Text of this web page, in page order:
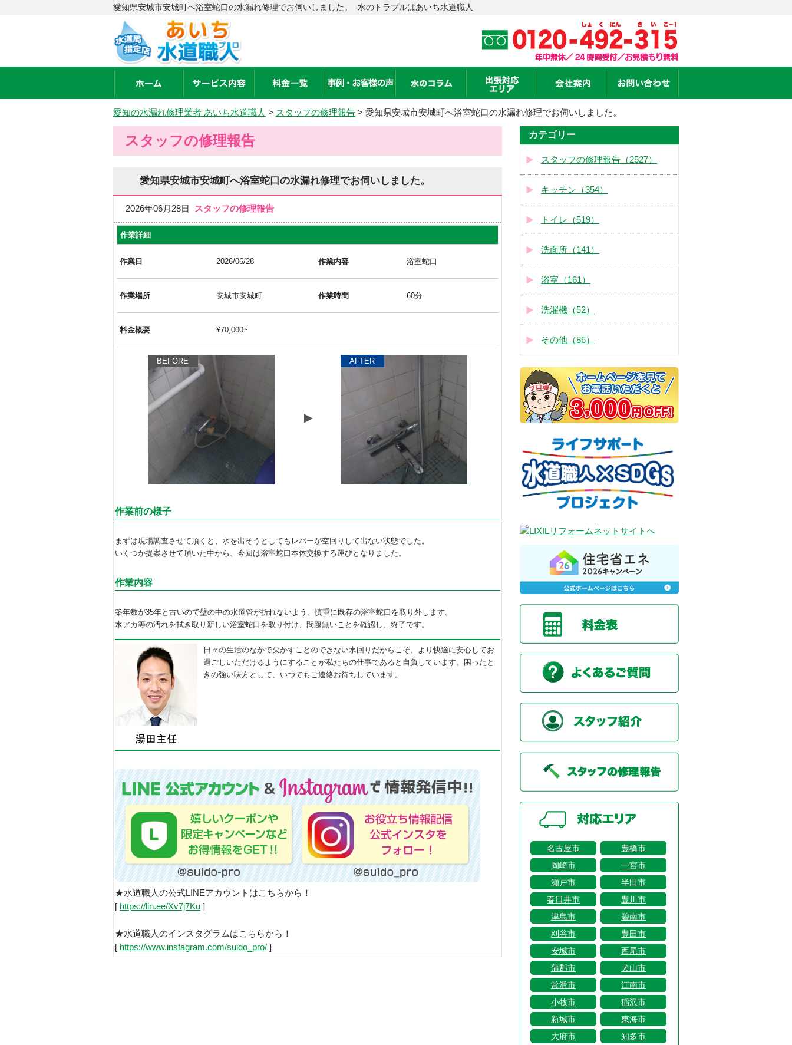
愛知県安城市安城町へ浴室蛇口の水漏れ修理でお伺いしました。 -水のトラブルはあいち水道職人
愛知の水漏れ修理業者 あいち水道職人 > スタッフの修理報告 > 愛知県安城市安城町へ浴室蛇口の水漏れ修理でお伺いしました。
スタッフの修理報告
愛知県安城市安城町へ浴室蛇口の水漏れ修理でお伺いしました。
2026年06月28日 スタッフの修理報告
作業詳細
作業日 2026/06/28 作業内容 浴室蛇口
作業場所 安城市安城町 作業時間 60分
料金概要 ¥70,000~
BEFORE AFTER
作業前の様子
まずは現場調査させて頂くと、水を出そうとしてもレバーが空回りして出ない状態でした。
いくつか提案させて頂いた中から、今回は浴室蛇口本体交換する運びとなりました。
作業内容
築年数が35年と古いので壁の中の水道管が折れないよう、慎重に既存の浴室蛇口を取り外します。
水アカ等の汚れを拭き取り新しい浴室蛇口を取り付け、問題無いことを確認し、終了です。
日々の生活のなかで欠かすことのできない水回りだからこそ、より快適に安心してお
過ごしいただけるようにすることが私たちの仕事であると自負しています。困ったと
きの強い味方として、いつでもご連絡お待ちしています。
★水道職人の公式LINEアカウントはこちらから！
[ https://lin.ee/Xv7j7Ku ]
★水道職人のインスタグラムはこちらから！
[ https://www.instagram.com/suido_pro/ ]
カテゴリー
スタッフの修理報告（2527）
キッチン（354）
トイレ（519）
洗面所（141）
浴室（161）
洗濯機（52）
その他（86）
名古屋市
豊橋市
岡崎市
一宮市
瀬戸市
半田市
春日井市
豊川市
津島市
碧南市
刈谷市
豊田市
安城市
西尾市
蒲郡市
犬山市
常滑市
江南市
小牧市
稲沢市
新城市
東海市
大府市
知多市